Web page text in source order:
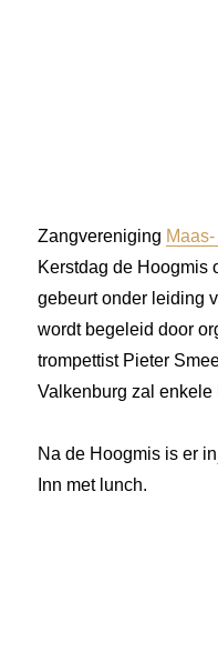
Zangvereniging
Kerstdag de Hoogmis
gebeurt onder leiding
wordt begeleid door
trompettist Pieter
Valkenburg zal
Na de Hoogmis is er in
Inn met lunch.